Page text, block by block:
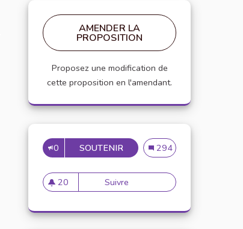
AMENDER LA
PROPOSITION
Proposez une modification de
cette proposition en l'amendant.
0 SOUTENIR MISE EN PLACE DE
Mise en place de
294
20
20 abonnés
Suivre Mise en place de référents